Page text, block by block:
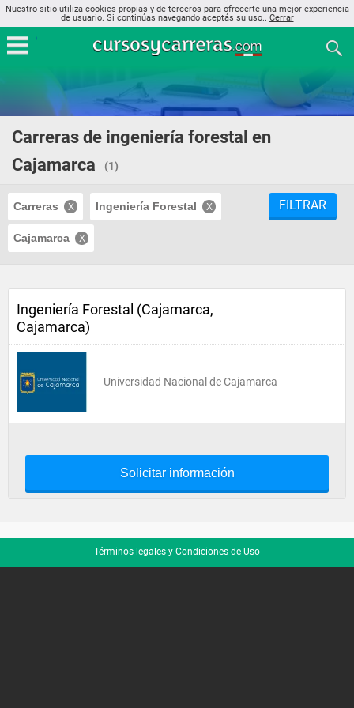
Nuestro sitio utiliza cookies propias y de terceros para ofrecerte una mejor experiencia
de usuario. Si continúas navegando aceptás su uso.. Cerrar
Carreras de ingeniería forestal en
Cajamarca
(1)
Carreras Ingeniería Forestal
Cajamarca
FILTRAR
Ingeniería Forestal (Cajamarca,
Cajamarca)
Universidad Nacional de Cajamarca
Solicitar información
Términos legales y Condiciones de Uso